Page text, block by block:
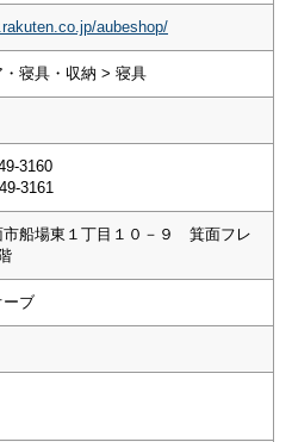
aubeshop/
・寝具・収納 > 寝具
3160
3161
市船場東１丁目１０－９ 箕面フレ
ーブ